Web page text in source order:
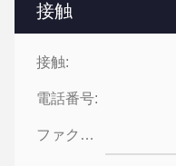
接触
接触:
電話番号:
ファクシミリ: